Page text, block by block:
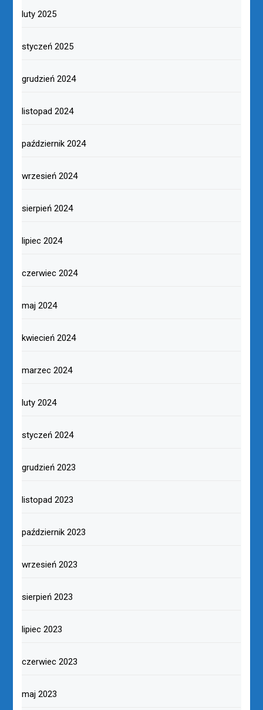
luty 2025
styczeń 2025
grudzień 2024
listopad 2024
październik 2024
wrzesień 2024
sierpień 2024
lipiec 2024
czerwiec 2024
maj 2024
kwiecień 2024
marzec 2024
luty 2024
styczeń 2024
grudzień 2023
listopad 2023
październik 2023
wrzesień 2023
sierpień 2023
lipiec 2023
czerwiec 2023
maj 2023